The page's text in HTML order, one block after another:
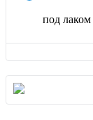
под лаком